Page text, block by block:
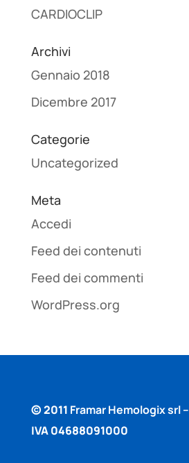
CARDIOCLIP
Archivi
Gennaio 2018
Dicembre 2017
Categorie
Uncategorized
Meta
Accedi
Feed dei contenuti
Feed dei commenti
WordPress.org
© 2011 Framar Hemologix srl –
IVA 04688091000